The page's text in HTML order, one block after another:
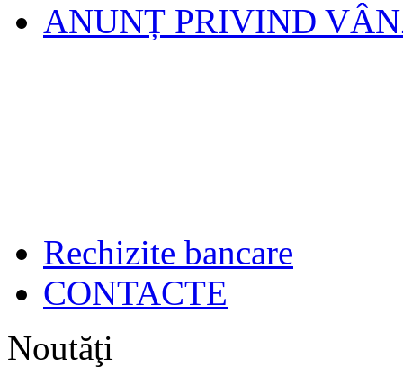
ANUNȚ PRIVIND
Rechizite bancare
CONTACTE
Noutăţi